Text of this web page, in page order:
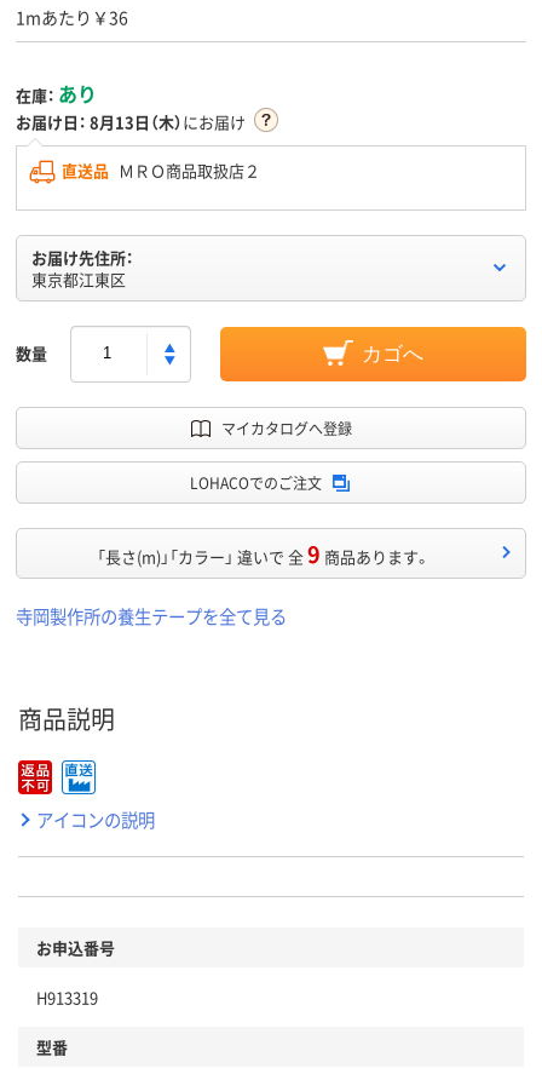
1mあたり￥36
在庫： あり
お届け日： 8月13日（木）にお届け
直送品 ＭＲＯ商品取扱店２
お届け先住所：
東京都江東区
数量 カゴへ
マイカタログへ登録
LOHACOでのご注文
「長さ(m)」「カラー」 違いで 全9 商品あります。
寺岡製作所の養生テープを全て見る
商品説明
アイコンの説明
お申込番号
H913319
型番